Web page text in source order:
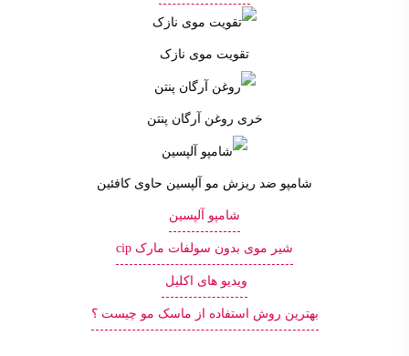
تقویت موی نازک
خری روغن آرگان پنتن
شامپو ضد ریزش مو آلپسین حاوی کافئین
شامپو آلپسین
شیر موی بدون سولفات مارک cip
ویدیو های اکلیل
بهترین روش استفاده از ماسک مو چیست ؟